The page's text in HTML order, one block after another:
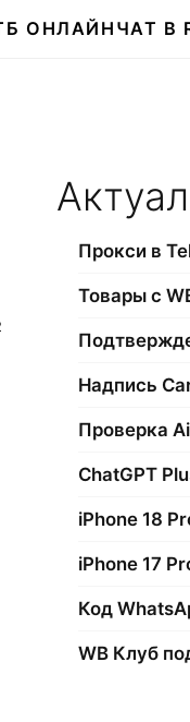
ОНЛАЙН ЧАТ В
Прокси в
Товары с
Надпись
Проверка
ChatGPT
iPhone 18
iPhone 17
Код
WB Клуб